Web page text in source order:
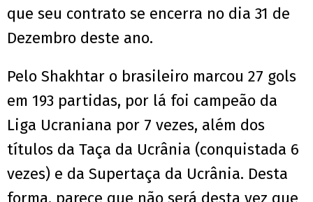
que seu contrato se encerra no dia 31 de
Dezembro deste ano.
Pelo Shakhtar o brasileiro marcou 27 gols
em 193 partidas, por lá foi campeão da
Liga Ucraniana por 7 vezes, além dos
títulos da Taça da Ucrânia (conquistada 6
vezes) e da Supertaça da Ucrânia. Desta
forma, parece que não será desta vez que